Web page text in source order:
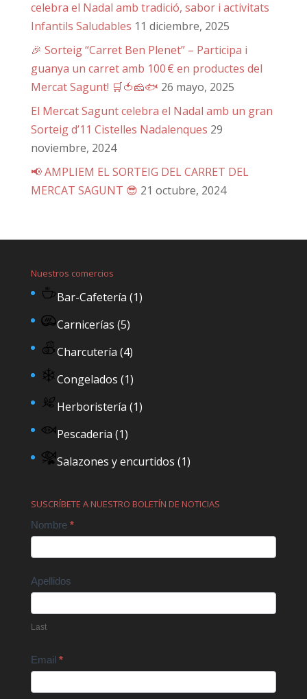
celebra el Nadal amb tradició, sabor i activitats
Infantils Saludables 11 diciembre, 2025
🎉 Sorteig “Carret Ben Plenet” – Participa i
guanya un carret amb 100 € en productes del
Mercat Sagunt! 🛒🍅🧀🐟 26 mayo, 2025
El Mercat Sagunt celebra el Nadal amb un gran
Sorteig d’11 Cistelles Nadalenques 29
noviembre, 2024
📢 AMPLIEM EL SORTEIG DEL CARRET DEL
MERCAT SAGUNT 😎 21 octubre, 2024
Nuestros comercios
Bar-Cafetería (1)
Carnicerías (5)
Charcutería (4)
Congelados (1)
Herboristería (1)
Pescaderia (1)
Salazones y encurtidos (1)
SUSCRÍBETE A NUESTRO BOLETÍN DE NOTICIAS
Contact
Nombre *
Apellidos
Last
Email *